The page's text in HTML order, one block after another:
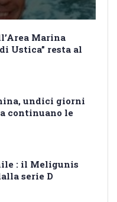
Marina
Ustica” resta al
undici giorni
continuano le
: il Meligunis
serie D